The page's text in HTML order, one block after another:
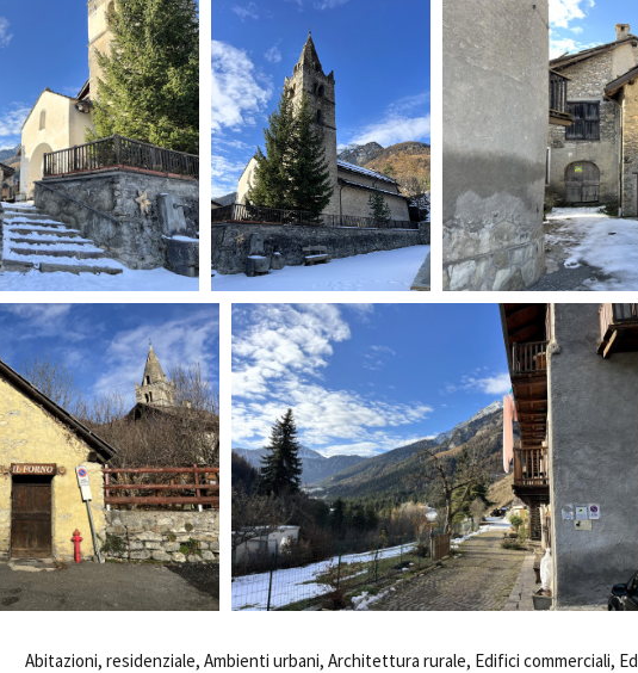
sociale
trasparente
gare
ambientale
generali
scouting
nella sede FCTP
Tenna
Film Tv Fund
Film Tv Development Fund
Doc Film Fund
Fund
LOCATION GUIDE
FILM DATABASE
BOOK DATABASE
NEWS
CASTING
EVENTI, SPECIALI
Anteprime in Piemonte
TFI Torino Film Industry - Production
Days
Avenue Cove - Erasmus +
Guarda che storia!
La Grazia - Immagini e location della
Torino di Paolo Sorrentino
Open Day
Ciak in TOur!
Abitazioni, residenziale, Ambienti urbani, Architettura rurale, Edifici commerciali,